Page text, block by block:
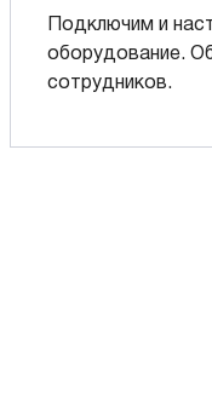
Подключим и
оборудование.
сотрудников.